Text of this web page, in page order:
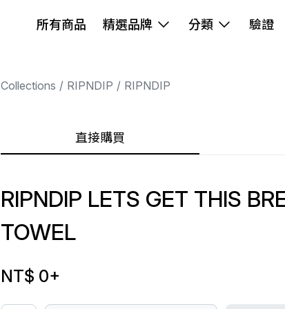
所有商品 精選品牌 分類 驗證
Collections RIPNDIP RIPNDIP
直接購買
RIPNDIP LETS GET THIS
TOWEL
NT$ 0+